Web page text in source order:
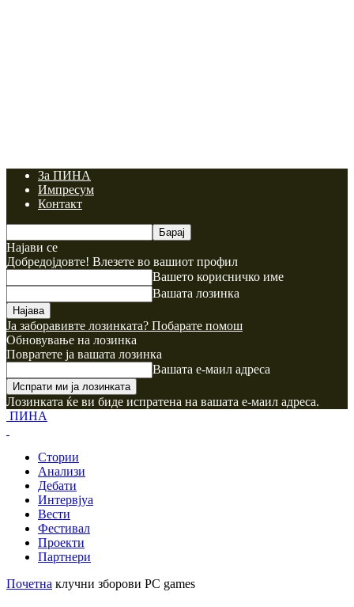
За ПИНА
Импресум
Контакт
Најави се
Добредојдовте! Влезете во вашиот профил
Вашето корисничко име
Вашата лозинка
Ја заборавивте лозинката? Побарате помош
Обновување на лозинка
Повратете ја вашата лозинка
Вашата е-маил адреса
Лозинката ќе ви биде испратена на вашата е-маил адреса.
ПИНА
Стории
Анализи
Дебати
Интервјуа
Вести
Фестивал
Проекти
Партнери
Почетна клучни зборови PC games